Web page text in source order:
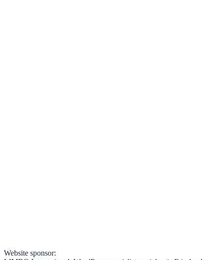
Website sponsor: